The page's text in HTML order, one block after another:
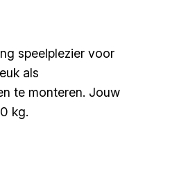
speelplezier voor
als
te monteren. Jouw
kg.